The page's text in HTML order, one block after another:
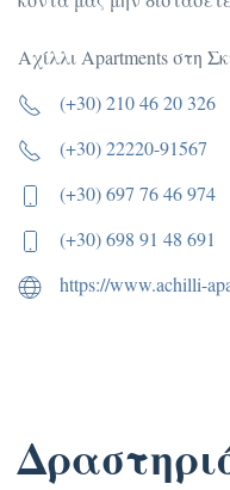
Αχίλλι Apartments στη
(+30) 210 46 20 326
(+30) 22220-91567
(+30) 697 76 46 974
(+30) 698 91 48 691
https://www.achilli-